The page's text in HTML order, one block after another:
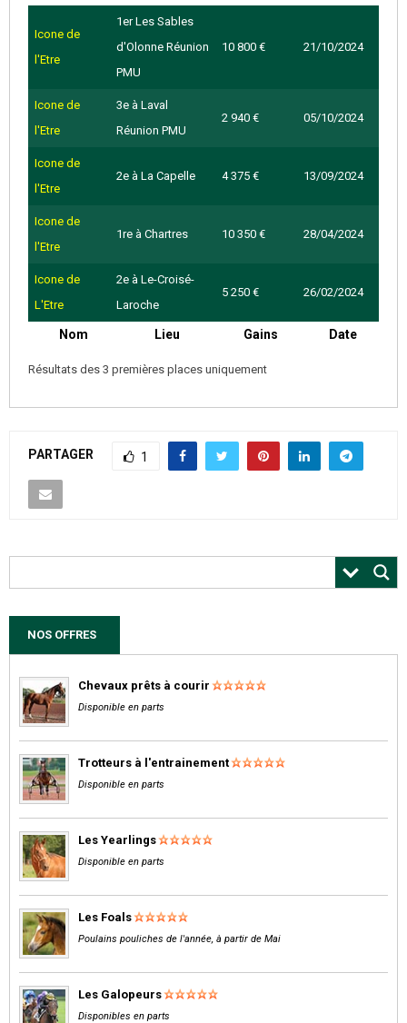
Icone de
l'Etre
1er Les Sables
d'Olonne Réunion
PMU
10 800 € 21/10/2024
Icone de
l'Etre
3e à Laval
Réunion PMU
2 940 € 05/10/2024
Icone de
l'Etre
2e à La Capelle 4 375 € 13/09/2024
Icone de
l'Etre
1re à Chartres 10 350 € 28/04/2024
Icone de
L'Etre
2e à Le-Croisé-
Laroche
5 250 € 26/02/2024
Nom Lieu Gains Date
Résultats des 3 premières places uniquement
PARTAGER 1
NOS OFFRES
Chevaux prêts à courir
Disponible en parts
Trotteurs à l'entrainement
Disponible en parts
Les Yearlings
Disponible en parts
Les Foals
Poulains pouliches de l'année, à partir de Mai
Les Galopeurs
Disponibles en parts